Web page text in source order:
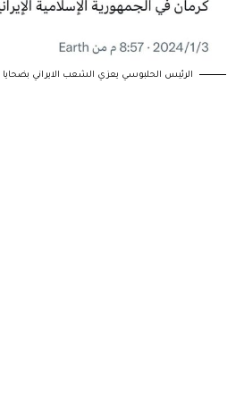
الرئيس الحلبوسي يعزي الشعب الايراني بضحايا